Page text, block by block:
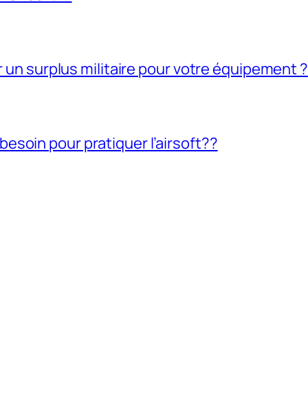
un surplus militaire pour votre équipement ?
pour pratiquer l’airsoft??